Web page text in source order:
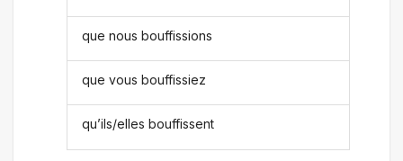
que nous bouffissions
que vous bouffissiez
qu’ils/elles bouffissent